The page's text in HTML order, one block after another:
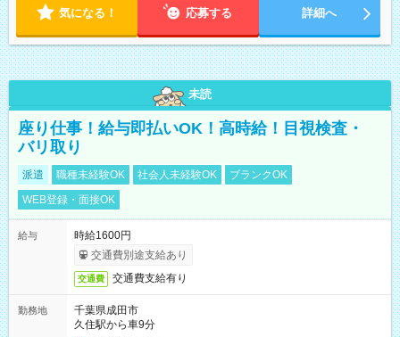
気になる！ 応募する 詳細へ
未読
座り仕事！給与即払いOK！高時給！目視検査・
バリ取り
派遣 職種未経験OK 社会人未経験OK
ブランクOK
WEB登録・面接OK
給与
時給1600円
交通費別途支給あり
交通費 交通費支給有り
勤務地
千葉県成田市
久住駅から車9分